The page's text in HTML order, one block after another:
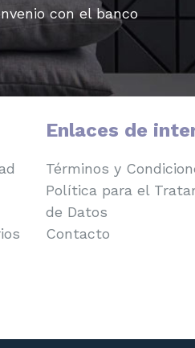
con el banco
Enlaces de
Términos y
Política para el
de Datos
Contacto